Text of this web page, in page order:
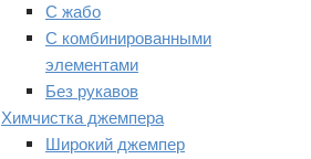
С жабо
С комбинированными
элементами
Без рукавов
Химчистка джемпера
Широкий джемпер